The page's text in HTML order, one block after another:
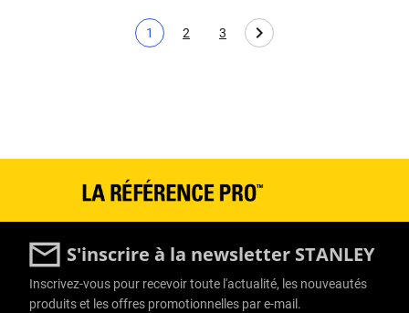
Page actuelle
1
Page
2
Page
3
S'inscrire à la newsletter STANLEY
Inscrivez-vous pour recevoir toute l'actualité, les nouveautés
produits et les offres promotionnelles par e-mail.